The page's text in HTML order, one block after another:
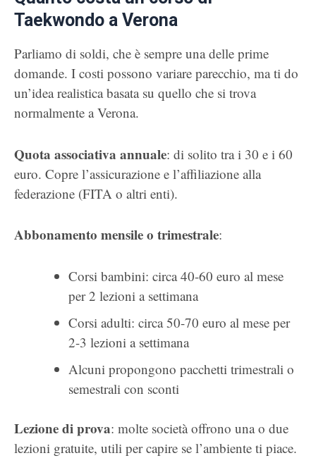
Taekwondo a Verona
Parliamo di soldi, che è sempre una delle prime
domande. I costi possono variare parecchio, ma ti do
un’idea realistica basata su quello che si trova
normalmente a Verona.
Quota associativa annuale: di solito tra i 30 e i 60
euro. Copre l’assicurazione e l’affiliazione alla
federazione (FITA o altri enti).
Abbonamento mensile o trimestrale:
Corsi bambini: circa 40-60 euro al mese
per 2 lezioni a settimana
Corsi adulti: circa 50-70 euro al mese per
2-3 lezioni a settimana
Alcuni propongono pacchetti trimestrali o
semestrali con sconti
Lezione di prova: molte società offrono una o due
lezioni gratuite, utili per capire se l’ambiente ti piace.